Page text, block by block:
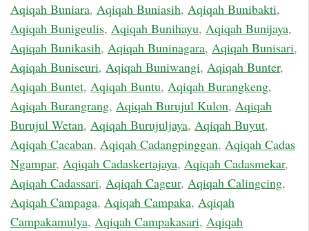
Aqiqah Buniara, Aqiqah Buniasih, Aqiqah Bunibakti,
Aqiqah Bunigeulis, Aqiqah Bunihayu, Aqiqah Bunijaya,
Aqiqah Bunikasih, Aqiqah Buninagara, Aqiqah Bunisari,
Aqiqah Buniseuri, Aqiqah Buniwangi, Aqiqah Bunter,
Aqiqah Buntet, Aqiqah Buntu, Aqiqah Burangkeng,
Aqiqah Burangrang, Aqiqah Burujul Kulon, Aqiqah
Burujul Wetan, Aqiqah Burujuljaya, Aqiqah Buyut,
Aqiqah Cacaban, Aqiqah Cadangpinggan, Aqiqah Cadas
Ngampar, Aqiqah Cadaskertajaya, Aqiqah Cadasmekar,
Aqiqah Cadassari, Aqiqah Cageur, Aqiqah Calingcing,
Aqiqah Campaga, Aqiqah Campaka, Aqiqah
Campakamulya, Aqiqah Campakasari, Aqiqah